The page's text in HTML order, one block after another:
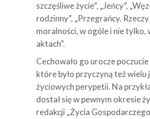
szczęśliwe życie”, „Jeńcy”,
rodzinny”, „Przegrańcy.
moralności, w ogóle i nie tylko,
aktach”.
Cechowało go urocze
które było przyczyną też wielu
życiowych perypetii. Na
dostał się w pewnym okresie
redakcji „Życia